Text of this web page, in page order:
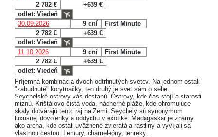
2 782 €
+639 €
odlet: Viedeň
30.09.2026
9 dní
First Minute
2 782 €
+639 €
odlet: Viedeň
11.10.2026
9 dní
First Minute
2 782 €
+639 €
odlet: Viedeň
Príjemná kombinácia dvoch odtrhnutých svetov. Na jednom ostali
"zabudnuté" korytnačky, ten druhý je svet sám o sebe.
Seychelské ostrovy vás dostanú. Ostrovy, kde čas stojí a starosti
miznú. Krištáľovo čistá voda, nádherné pláže, kde ohromujúce
skaly dotvárajú tento raj na Zemi. Seychely sú synonymom
luxusnej dovolenky a oddychu v exotike. Madagaskar je známy
ako archa, kde ostali uväznené zvieratá a rastliny a vyvíjali sa
vlastnou cestou. Lemury, chameleóny, tenreky..